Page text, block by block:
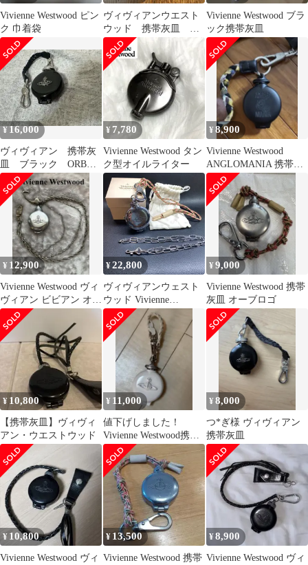
Vivienne Westwood ピン
ク 巾着袋
ヴィヴィアンウエスト
ウッド 携帯灰皿 廃
番 未使用
Vivienne Westwood ブラ
ック携帯灰皿
¥16,000
ヴィヴィアン 携帯灰
皿 ブラック ORBメ
タル
¥ 7,780
Vivienne Westwood タン
ク型オイルライター
¥8,900
Vivienne Westwood
ANGLOMANIA 携帯灰
皿 未使用
¥ 12,900
Vivienne Westwood ヴィ
ヴィアン ビビアン オー
ブ 携帯灰皿
¥22,800
ヴィヴィアンウェスト
ウッド Vivienne
Westwood 灰皿 シル
バー ネックレス ペ
ンダントトップ 携帯
¥9,000
Vivienne Westwood 携帯
灰皿 オーブロゴ
¥ 10,800
【携帯灰皿】ヴィヴィ
アン・ウエストウッド
¥ 11,000
値下げしました！
Vivienne Westwood携帯
灰皿 ホワイト
¥8,000
つ*ぎ様 ヴィヴィアン
携帯灰皿
¥ 10,800
Vivienne Westwood ヴィ
¥ 13,500
Vivienne Westwood 携帯
¥8,900
Vivienne Westwood ヴィ